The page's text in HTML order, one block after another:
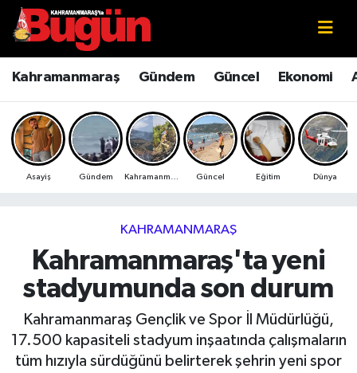
Kahramanmaraş Gündem Güncel Ekonomi
Asayiş Gündem Güncel Eğitim Dünya
KAHRAMANMARAŞ
Kahramanmaraş'ta yeni
stadyumunda son durum
Kahramanmaraş Gençlik ve Spor İl Müdürlüğü,
17.500 kapasiteli stadyum inşaatında çalışmaların
tüm hızıyla sürdüğünü belirterek şehrin yeni spor
Kahramanmaraş
Kahramanmaraş Sokak Röportajları
Bilim ve Teknoloji
Çevre
Ekonomi
Genel
Güncel
Kahramanmaraş Nöbetçi Eczaneler
Kahramanmaraş Hava Durumu
Kahramanmaraş Namaz Vakitleri
Kahramanmaraş Trafik Yoğunluk Haritası
Süper Lig Puan Durumu ve Fikstür
Tüm Manşetler
Son Dakika Haberleri
Haber Arşivi